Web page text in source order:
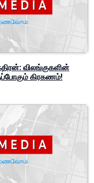
நுகர்வோர் விவகார